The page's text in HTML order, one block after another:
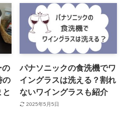
の
の
と
パナソニックの食洗機でワ
イングラスは洗える？割れ
ないワイングラスも紹介
2025年5月5日